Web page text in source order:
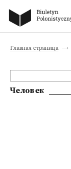
Главная страница
Человек